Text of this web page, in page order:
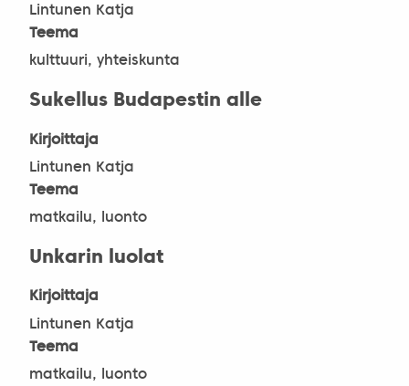
Lintunen Katja
Teema
kulttuuri, yhteiskunta
Sukellus Budapestin alle
Kirjoittaja
Lintunen Katja
Teema
matkailu, luonto
Unkarin luolat
Kirjoittaja
Lintunen Katja
Teema
matkailu, luonto